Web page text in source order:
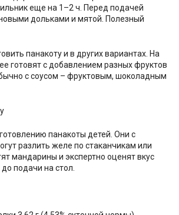
еще на 1–2 ч. Перед подачей
дольками и мятой. Полезный
панакоту и в других вариантах. На
готовят с добавлением разных фруктов
с соусом – фруктовым, шоколадным
панакоты детей. Они с
разлить желе по стаканчикам или
мандарины и экспертно оценят вкус
подачи на стол.